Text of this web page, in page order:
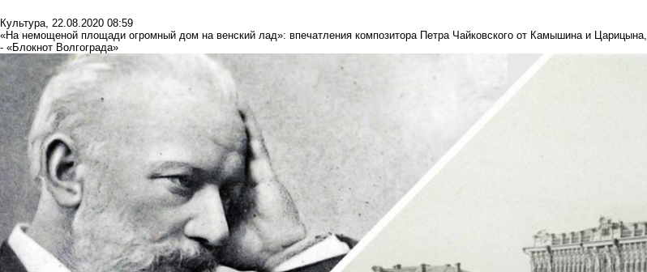
Культура, 22.08.2020 08:59
«На немощеной площади огромный дом на венский лад»: впечатления композитора Петра Чайковского от Камышина и Царицына,
- «Блокнот Волгограда»